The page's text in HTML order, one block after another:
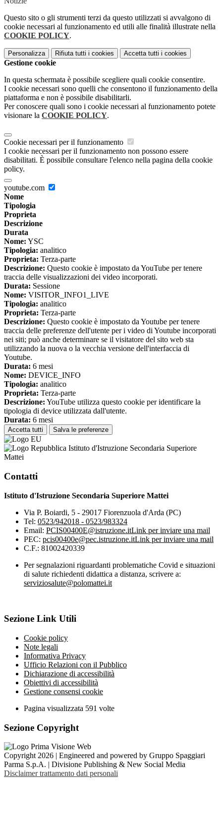
Questo sito o gli strumenti terzi da questo utilizzati si avvalgono di
cookie necessari al funzionamento ed utili alle finalità illustrate nella
COOKIE POLICY.
Personalizza Rifiuta tutti i cookies Accetta tutti i cookies
Gestione cookie
In questa schermata è possibile scegliere quali cookie consentire.
I cookie necessari sono quelli che consentono il funzionamento della
piattaforma e non è possibile disabilitarli.
Per conoscere quali sono i cookie necessari al funzionamento potete
visionare la COOKIE POLICY.
Cookie necessari per il funzionamento
I cookie necessari per il funzionamento non possono essere
disabilitati. È possibile consultare l'elenco nella pagina della cookie
policy.
youtube.com
Nome
Tipologia
Proprieta
Descrizione
Durata
Nome: YSC
Tipologia: analitico
Proprieta: Terza-parte
Descrizione: Questo cookie è impostato da YouTube per tenere
traccia delle visualizzazioni dei video incorporati.
Durata: Sessione
Nome: VISITOR_INFO1_LIVE
Tipologia: analitico
Proprieta: Terza-parte
Descrizione: Questo cookie è impostato da Youtube per tenere
traccia delle preferenze dell'utente per i video di Youtube incorporati
nei siti; può anche determinare se il visitatore del sito web sta
utilizzando la nuova o la vecchia versione dell'interfaccia di
Youtube.
Durata: 6 mesi
Nome: DEVICE_INFO
Tipologia: analitico
Proprieta: Terza-parte
Descrizione: YouTube utilizza questo cookie per identificare la
tipologia di device utilizzata dall'utente.
Durata: 6 mesi
Accetta tutti Salva le preferenze
Istituto d'Istruzione Secondaria Superiore
Mattei
Contatti
Istituto d'Istruzione Secondaria Superiore Mattei
Via P. Boiardi, 5 - 29017 Fiorenzuola d'Arda (PC)
Tel: 0523/942018 - 0523/983324
Email: PCIS00400E@istruzione.itLink per inviare una mail
PEC: pcis00400e@pec.istruzione.itLink per inviare una mail
C.F.: 81002420339
Per segnalazioni riguardanti problematiche Covid e situazioni
di salute richiedenti didattica a distanza, scrivere a:
serviziosalute@polomattei.it
Sezione Link Utili
Cookie policy
Note legali
Informativa Privacy
Ufficio Relazioni con il Pubblico
Dichiarazione di accessibilità
Obiettivi di accessibilità
Gestione consensi cookie
Pagina visualizzata 591 volte
Sezione Copyright
Copyright 2026 | Engineered and powered by Gruppo Spaggiari
Parma S.p.A. | Divisione Publishing & New Social Media
Disclaimer trattamento dati personali